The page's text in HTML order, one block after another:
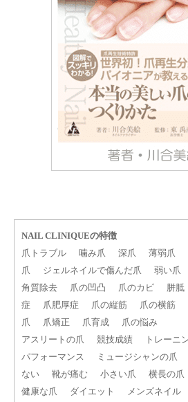
NAIL CLINIQUEの特徴
爪トラブル
噛み爪 深爪 薄弱爪
爪
ジェルネイルで傷んだ爪 弱い爪
角質除去
爪の凹凸 爪のカビ 胼胝
症
爪肥厚症 爪の縦筋 爪の横筋
爪
爪矯正 爪育成
爪の悩み
アスリートの爪
競技成績 トレーニ
パフォーマンス
ミュージシャンの爪
ない
靴が痛む 小さい爪 横長の爪
健康な爪
ダイエット メンズネイル